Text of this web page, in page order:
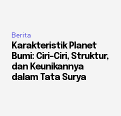
Berita
Karakteristik Planet
Bumi: Ciri-Ciri, Struktur,
dan Keunikannya
dalam Tata Surya